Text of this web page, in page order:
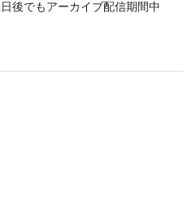
後でもアーカイブ配信期間中